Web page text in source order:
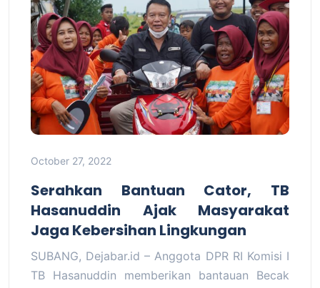
October 27, 2022
Serahkan Bantuan Cator, TB
Hasanuddin Ajak Masyarakat
Jaga Kebersihan Lingkungan
SUBANG, Dejabar.id – Anggota DPR RI Komisi I
TB Hasanuddin memberikan bantauan Becak